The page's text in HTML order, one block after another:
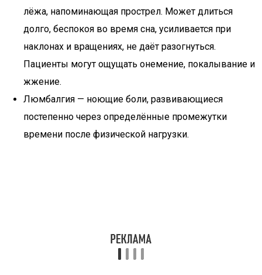
лёжа, напоминающая прострел. Может длиться
долго, беспокоя во время сна, усиливается при
наклонах и вращениях, не даёт разогнуться.
Пациенты могут ощущать онемение, покалывание и
жжение.
Люмбалгия — ноющие боли, развивающиеся
постепенно через определённые промежутки
времени после физической нагрузки.